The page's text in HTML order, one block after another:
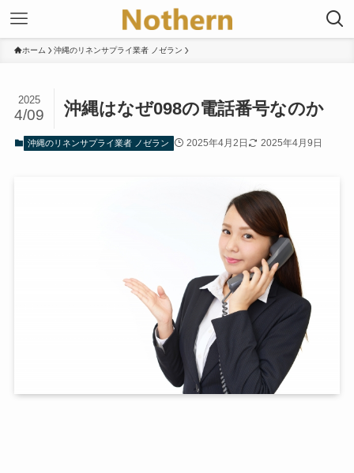
ホーム 沖縄のリネンサプライ業者 ノゼラン
沖縄はなぜ098の電話番号なのか
2025
4/09
沖縄のリネンサプライ業者 ノゼラン 2025年4月2日 2025年4月9日